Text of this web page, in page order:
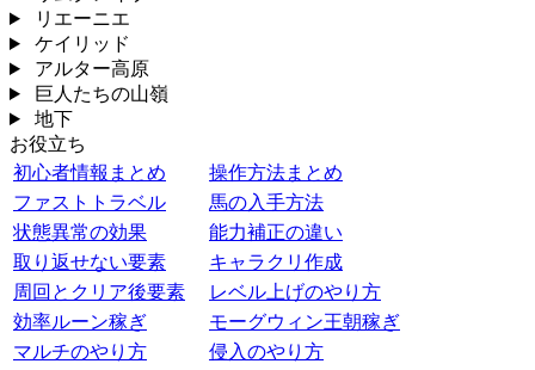
リエーニエ
ケイリッド
アルター高原
巨人たちの山嶺
地下
お役立ち
初心者情報まとめ
操作方法まとめ
ファストトラベル
馬の入手方法
状態異常の効果
能力補正の違い
取り返せない要素
キャラクリ作成
周回とクリア後要素
レベル上げのやり方
効率ルーン稼ぎ
モーグウィン王朝稼ぎ
マルチのやり方
侵入のやり方